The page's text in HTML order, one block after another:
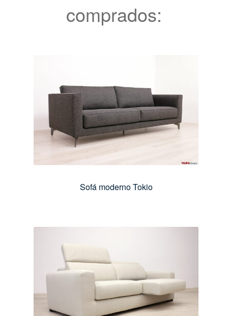
comprados:
Sofá moderno Tokio